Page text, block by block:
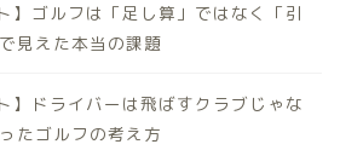
】ゴルフは「足し算」ではなく「引
見えた本当の課題
】ドライバーは飛ばすクラブじゃな
たゴルフの考え方